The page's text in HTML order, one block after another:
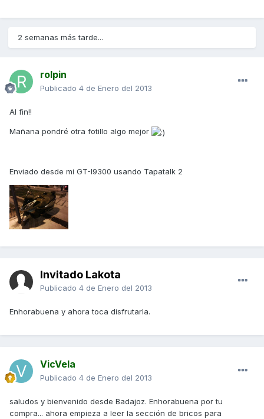
2 semanas más tarde...
rolpin
Publicado 4 de Enero del 2013
Al fin!!
Mañana pondré otra fotillo algo mejor
Enviado desde mi GT-I9300 usando Tapatalk 2
Invitado Lakota
Publicado 4 de Enero del 2013
Enhorabuena y ahora toca disfrutarla.
VicVela
Publicado 4 de Enero del 2013
saludos y bienvenido desde Badajoz. Enhorabuena por tu
compra... ahora empieza a leer la sección de bricos para